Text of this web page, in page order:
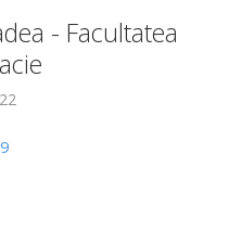
- Facultatea